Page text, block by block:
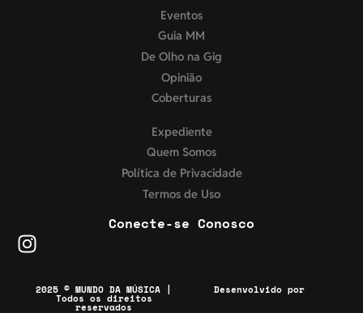
Eventos
Guia MM
De Olho na Gig
Opinião
Coberturas
Expediente
Quem Somos
Política de Privacidade
Termos de Uso
Conecte-se Conosco
2025 © MUNDO DA MÚSICA |
Todos os direitos
reservados
Desenvolvido por